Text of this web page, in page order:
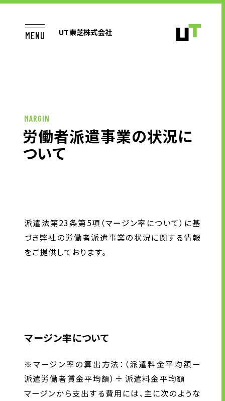
MENU UT東芝株式会社
お仕事をお探しの方へ
アウトソーシング
拠点一覧
CSR情報
電子公告
労働者派遣事業の状況について
MARGIN
労働者派遣事業の状況に
ついて
派遣法第23条第5項（マージン率について）に基
づき弊社の労働者派遣事業の状況に関する情報
をご提供しております。
マージン率について
※マージン率の算出方法：（派遣料金平均額ー
派遣労働者賃金平均額）÷ 派遣料金平均額
マージンから支出する費用には、主に次のような